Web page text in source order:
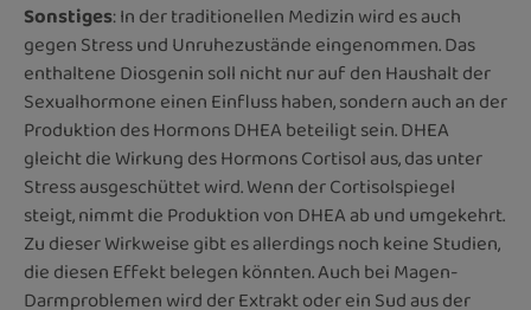
Sonstiges: In der traditionellen Medizin wird es auch
gegen Stress und Unruhezustände eingenommen. Das
enthaltene Diosgenin soll nicht nur auf den Haushalt der
Sexualhormone einen Einfluss haben, sondern auch an der
Produktion des Hormons DHEA beteiligt sein. DHEA
gleicht die Wirkung des Hormons Cortisol aus, das unter
Stress ausgeschüttet wird. Wenn der Cortisolspiegel
steigt, nimmt die Produktion von DHEA ab und umgekehrt.
Zu dieser Wirkweise gibt es allerdings noch keine Studien,
die diesen Effekt belegen könnten. Auch bei Magen-
Darmproblemen wird der Extrakt oder ein Sud aus der